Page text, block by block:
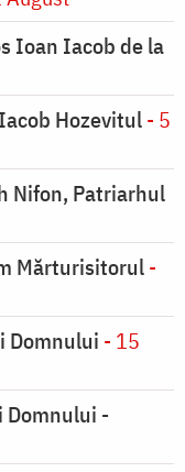
Ioan Iacob de la
Hozevitul- 5
Nifon, Patriarhul
Mărturisitorul-
Domnului - 15
Domnului -